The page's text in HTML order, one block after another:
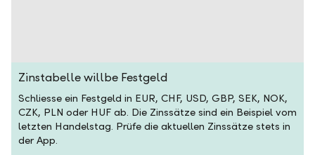
Zinstabelle willbe Festgeld
Schliesse ein Festgeld in EUR, CHF, USD, GBP, SEK, NOK,
CZK, PLN oder HUF ab. Die Zinssätze sind ein Beispiel vom
letzten Handelstag. Prüfe die aktuellen Zinssätze stets in
der App.